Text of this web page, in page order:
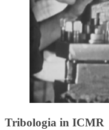
Tribologia in ICMR